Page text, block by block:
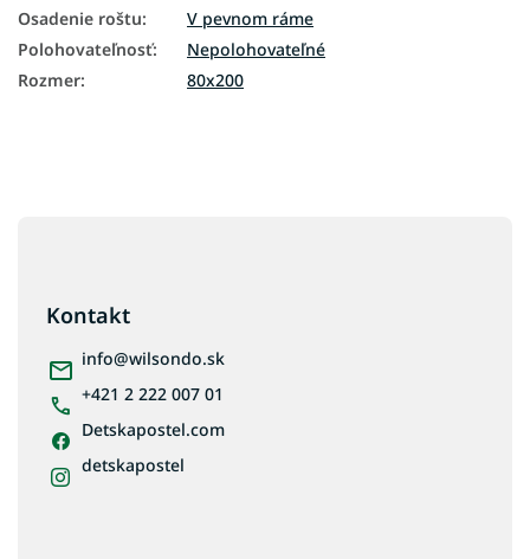
Osadenie roštu:
V pevnom ráme
Polohovateľnosť:
Nepolohovateľné
Rozmer: 80x200
Kontakt
info@wilsondo.sk
+421 2 222 007 01
Detskapostel.com
detskapostel